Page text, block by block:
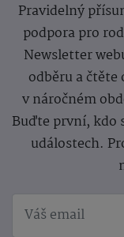
Pravidelný
podpora pro
Newsletter
odběru a
v náročném
Buďte první, kdo
událostech.